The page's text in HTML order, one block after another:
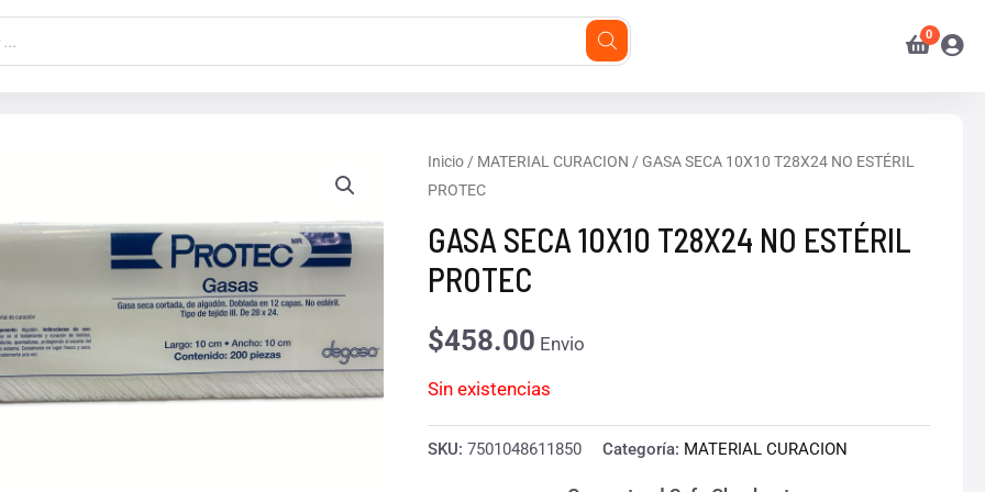
Inicio/ MATERIAL CURACION / GASA SECA 10X10 T28X24 NO ESTÉRIL
PROTEC
GASA SECA 10X10 T28X24 NO ESTÉRIL
PROTEC
$458.00 Envio
Sin existencias
SKU: 7501048611850 Categoría: MATERIAL CURACION